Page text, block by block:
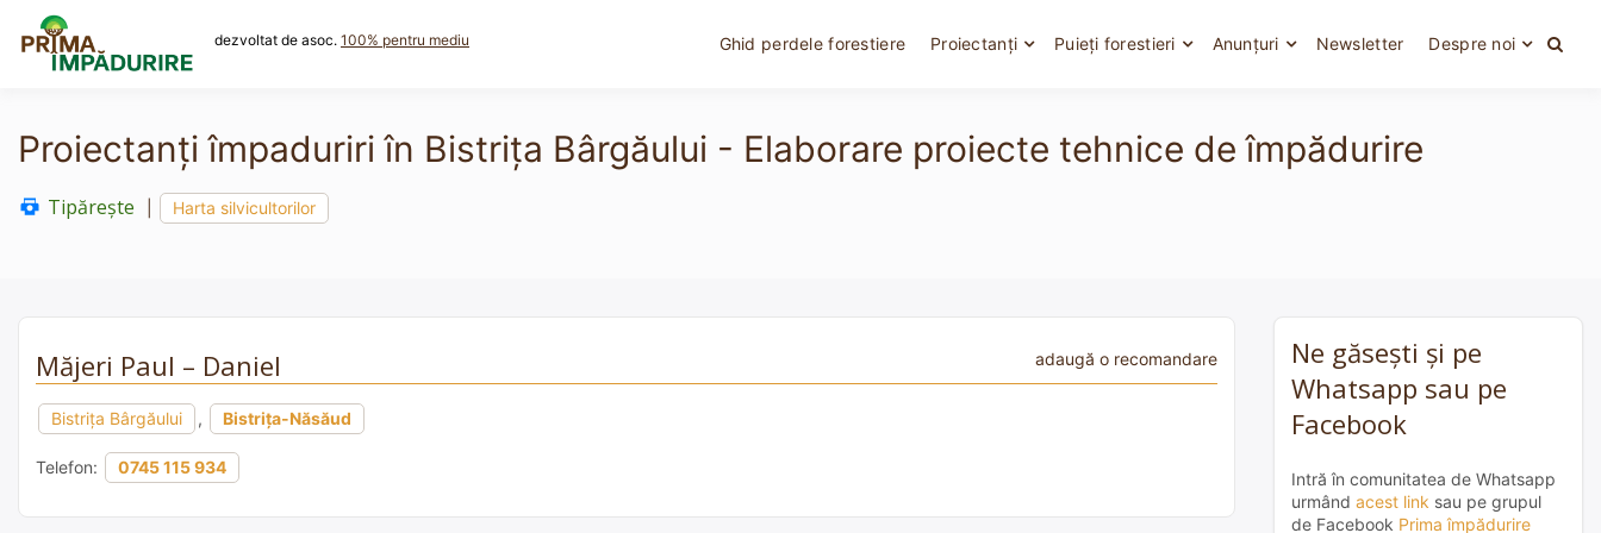
content
dezvoltat de asoc. 100% pentru mediu Ghid perdele forestiere Proiectanți Puieți forestieri Anunțuri Newsletter Despre noi
Proiectanți împaduriri în Bistriţa Bârgăului - Elaborare proiecte tehnice de împădurire
Tipărește Harta silvicultorilor
Măjeri Paul – Daniel adaugă o recomandare
Bistriţa Bârgăului , Bistrița-Năsăud
Telefon: 0745 115 934
Ne găsești și pe
Whatsapp sau pe
Facebook
Intră în comunitatea de Whatsapp
urmând acest link sau pe grupul
de Facebook Prima împădurire